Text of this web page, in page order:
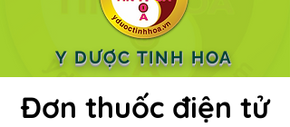
Y DƯỢC TINH HOA
Đơn thuốc điện tử